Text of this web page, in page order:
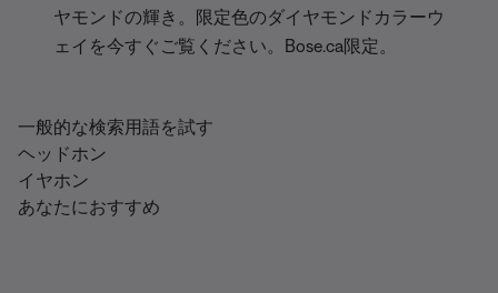
ヤモンドの輝き。限定色のダイヤモンドカラーウ
ェイを今すぐご覧ください。Bose.ca限定。
一般的な検索用語を試す
ヘッドホン
イヤホン
あなたにおすすめ